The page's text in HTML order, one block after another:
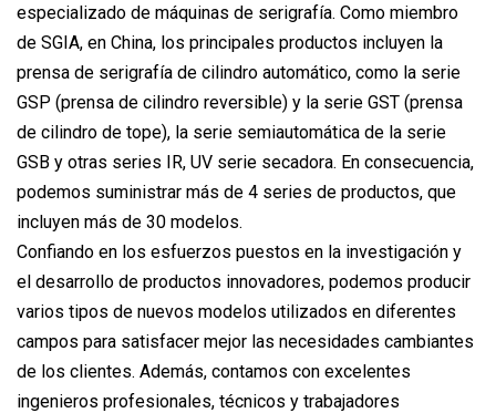
especializado de máquinas de serigrafía. Como miembro
de SGIA, en China, los principales productos incluyen la
prensa de serigrafía de cilindro automático, como la serie
GSP (prensa de cilindro reversible) y la serie GST (prensa
de cilindro de tope), la serie semiautomática de la serie
GSB y otras series IR, UV serie secadora. En consecuencia,
podemos suministrar más de 4 series de productos, que
incluyen más de 30 modelos.
Confiando en los esfuerzos puestos en la investigación y
el desarrollo de productos innovadores, podemos producir
varios tipos de nuevos modelos utilizados en diferentes
campos para satisfacer mejor las necesidades cambiantes
de los clientes. Además, contamos con excelentes
ingenieros profesionales, técnicos y trabajadores